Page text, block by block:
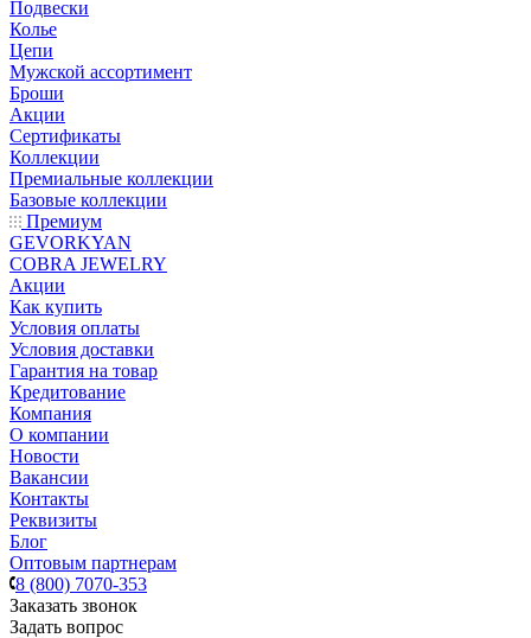
Подвески
Колье
Цепи
Мужской ассортимент
Броши
Акции
Сертификаты
Коллекции
Премиальные коллекции
Базовые коллекции
Премиум
GEVORKYAN
COBRA JEWELRY
Акции
Как купить
Условия оплаты
Условия доставки
Гарантия на товар
Кредитование
Компания
О компании
Новости
Вакансии
Контакты
Реквизиты
Блог
Оптовым партнерам
8 (800) 7070-353
Заказать звонок
Задать вопрос